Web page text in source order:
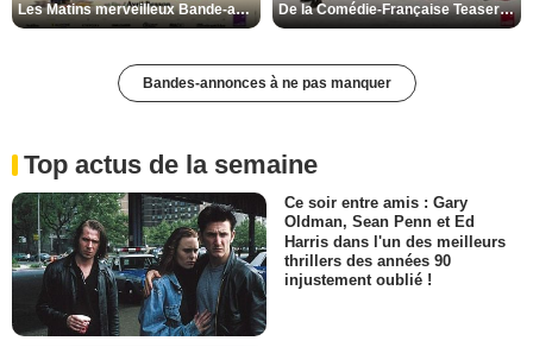
Les Matins merveilleux Bande-annonce VF De la Comédie-Française Teaser VF
Bandes-annonces à ne pas manquer
Top actus de la semaine
Ce soir entre amis : Gary
Oldman, Sean Penn et Ed
Harris dans l'un des meilleurs
thrillers des années 90
injustement oublié !